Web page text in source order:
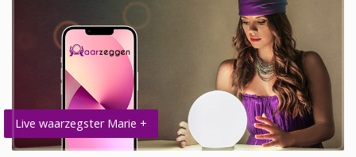
Live waarzegster Marie +